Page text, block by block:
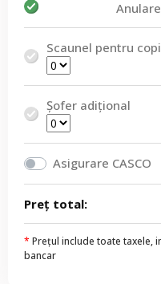
Scaunel pentru
Șofer adițional
Asigurare CASCO
Preț total:
* Prețul include toate taxele,
bancar